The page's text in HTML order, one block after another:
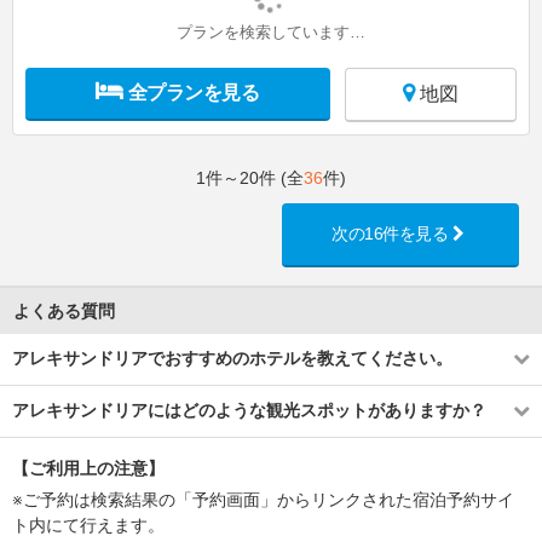
プランを検索しています…
全プランを見る 地図
1件～20件 (全36件)
次の16件を見る
よくある質問
アレキサンドリアでおすすめのホテルを教えてください。
アレキサンドリアにはどのような観光スポットがありますか？
【ご利用上の注意】
※ご予約は検索結果の「予約画面」からリンクされた宿泊予約サイ
ト内にて行えます。